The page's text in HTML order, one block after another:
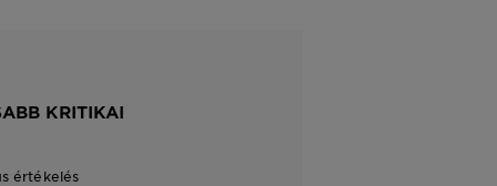
KRITIKAI
értékelés